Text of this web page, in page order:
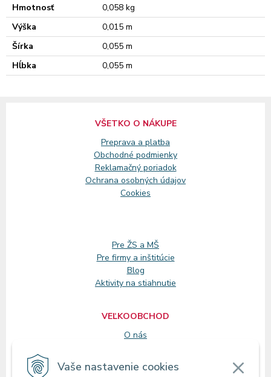
Vaše nastavenie cookies
Hmotnosť
0,058 kg
Výška
0,015 m
Šírka
0,055 m
Hĺbka
0,055 m
VŠETKO O NÁKUPE
Preprava a platba
Obchodné podmienky
Reklamačný poriadok
Ochrana osobných údajov
Cookies
Pre ŽS a MŠ
Pre firmy a inštitúcie
Blog
Aktivity na stiahnutie
VEĽKOOBCHOD
O nás